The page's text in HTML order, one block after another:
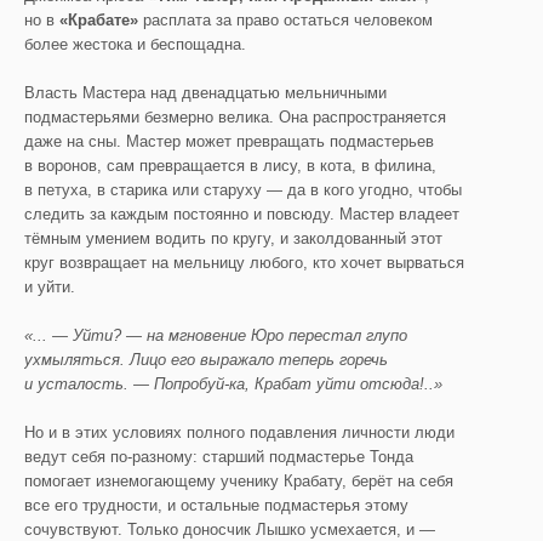
но в «Крабате» расплата за право остаться человеком
более жестока и беспощадна.
Власть Мастера над двенадцатью мельничными
подмастерьями безмерно велика. Она распространяется
даже на сны. Мастер может превращать подмастерьев
в воронов, сам превращается в лису, в кота, в филина,
в петуха, в старика или старуху — да в кого угодно, чтобы
следить за каждым постоянно и повсюду. Мастер владеет
тёмным умением водить по кругу, и заколдованный этот
круг возвращает на мельницу любого, кто хочет вырваться
и уйти.
«... — Уйти? — на мгновение Юро перестал глупо
ухмыляться. Лицо его выражало теперь горечь
и усталость. — Попробуй-ка, Крабат уйти отсюда!..»
Но и в этих условиях полного подавления личности люди
ведут себя по-разному: старший подмастерье Тонда
помогает изнемогающему ученику Крабату, берёт на себя
все его трудности, и остальные подмастерья этому
сочувствуют. Только доносчик Лышко усмехается, и —